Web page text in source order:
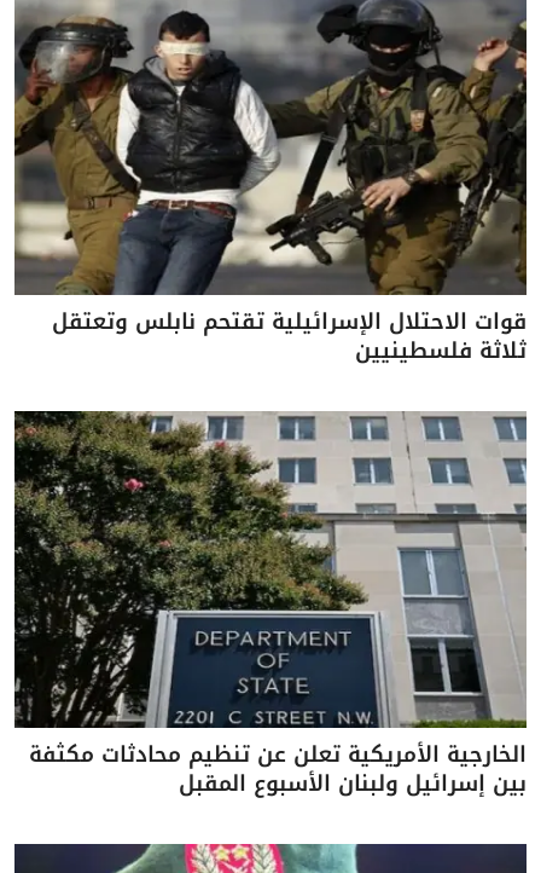
قوات الاحتلال الإسرائيلية تقتحم نابلس وتعتقل
ثلاثة فلسطينيين
الخارجية الأمريكية تعلن عن تنظيم محادثات مكثفة
بين إسرائيل ولبنان الأسبوع المقبل